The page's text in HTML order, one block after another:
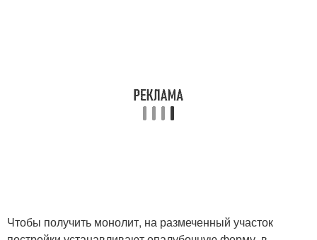
Чтобы получить монолит, на размеченный участок